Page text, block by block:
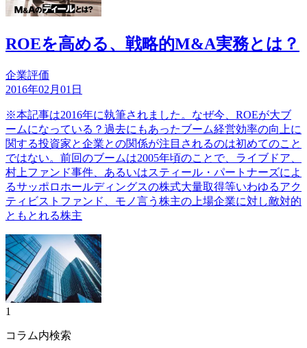
ROEを高める、戦略的M&A実務とは？
企業評価
2016年02月01日
※本記事は2016年に執筆されました。なぜ今、ROEが大ブ
ームになっている？過去にもあったブーム経営効率の向上に
関する投資家と企業との関係が注目されるのは初めてのこと
ではない。前回のブームは2005年頃のことで、ライブドア、
村上ファンド事件、あるいはスティール・パートナーズによ
るサッポロホールディングスの株式大量取得等いわゆるアク
ティビストファンド、モノ言う株主の上場企業に対し敵対的
ともとれる株主
1
コラム内検索